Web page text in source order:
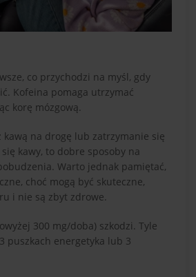
co przychodzi na myśl, gdy
Kofeina pomaga utrzymać
korę mózgową.
na drogę lub zatrzymanie się
kawy, to dobre sposoby na
Warto jednak pamiętać,
choć mogą być skuteczne,
i nie są zbyt zdrowe.
300 mg/doba) szkodzi. Tyle
puszkach energetyka lub 3